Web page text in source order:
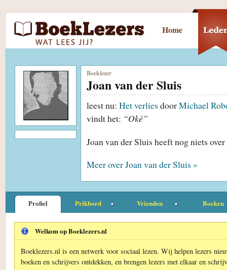
Home
Boeklezer
Joan van der Sluis
leest nu: Het verlies doorMichael
vindt het: “Oké”
Joan van der Sluis heeft nog niets
Meer over Joan van der Sluis »
Profiel Prikbord Vrienden Boeken
Welkom op Boeklezers.nl
Boeklezers.nl is een netwerk voor sociaal lezen. Wij helpen lezers
boeken en schrijvers ontdekken, en brengen lezers met elkaar en